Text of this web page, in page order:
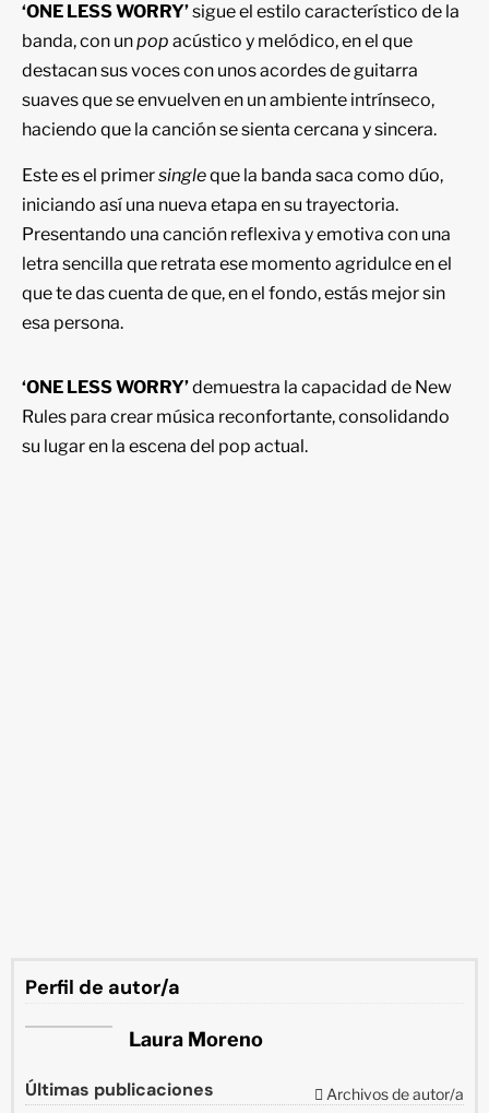
‘ONE LESS WORRY’sigue el estilo característico de la
banda, con unpop acústico y melódico, en el que
destacan sus voces con unos acordes de guitarra
suaves que se envuelven en un ambiente intrínseco,
haciendo que la canción se sienta cercana y sincera.
Este es el primersingleque la banda saca como dúo,
iniciando así una nueva etapa en su trayectoria.
Presentando una canción reflexiva y emotiva con una
letra sencilla que retrata ese momento agridulce en el
que te das cuenta de que, en el fondo, estás mejor sin
esa persona.
‘ONE LESS WORRY’demuestra la capacidad de New
Rules para crear música reconfortante, consolidando
su lugar en la escena del pop actual.
Perfil de autor/a
Laura Moreno
Últimas publicaciones Archivos de autor/a